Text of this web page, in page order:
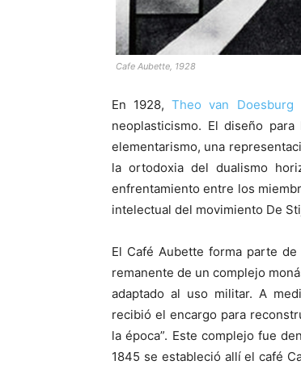
Cafe Aubette, 1928
En 1928,Theo van Doesburg
neoplasticismo. El diseño
elementarismo, una
la ortodoxia del dualismo
enfrentamiento entre los
intelectual del movimiento De
El Café Aubette forma parte
remanente de un complejo
adaptado al uso militar. A
recibió el encargo para
la época”. Este complejo fue
1845 se estableció allí el café